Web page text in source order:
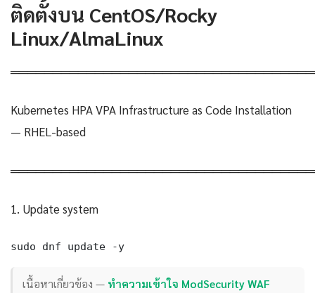
ติดตั้งบน CentOS/Rocky
Linux/AlmaLinux
Kubernetes HPA VPA Infrastructure as Code Installation
— RHEL-based
1. Update system
sudo dnf update -y
เนื้อหาเกี่ยวข้อง — ทำความเข้าใจ ModSecurity WAF